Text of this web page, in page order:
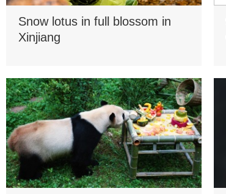
Snow lotus in full blossom in
Xinjiang